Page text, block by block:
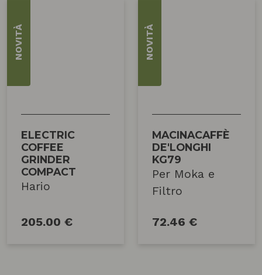
NOVITÀ
ELECTRIC
COFFEE
GRINDER
COMPACT
Hario
205.00 €
NOVITÀ
MACINACAFFÈ
DE'LONGHI
KG79
Per Moka e
Filtro
72.46 €